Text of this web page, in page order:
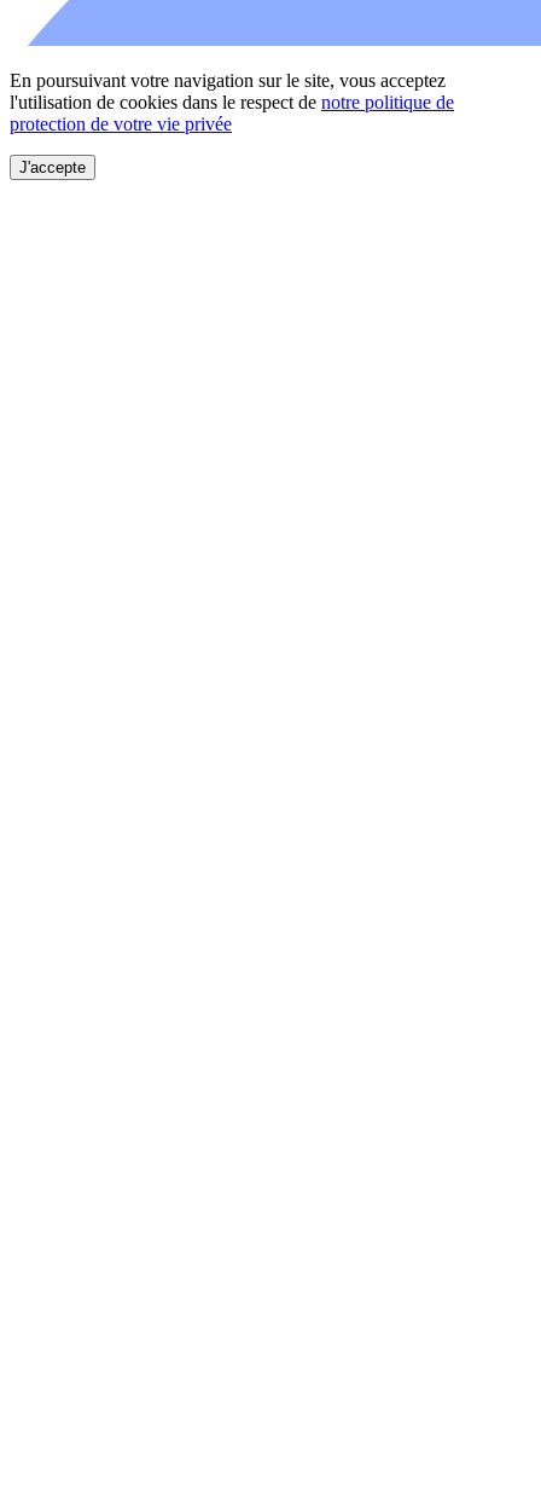
En poursuivant votre navigation sur le site, vous acceptez
l'utilisation de cookies dans le respect de notre politique de
protection de votre vie privée
J'accepte